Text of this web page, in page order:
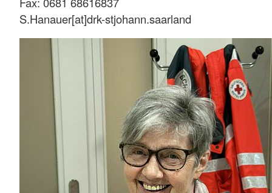
S.Hanauer[at]drk-stjohann.saarland